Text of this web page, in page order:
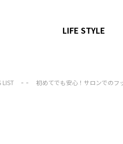
LIFE STYLE
LIST 初めてでも安心！サロンでのフ